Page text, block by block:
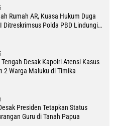
Rumah AR, Kuasa Hukum Duga
Ditreskrimsus Polda PBD Lindungi
Desak Kapolri Atensi Kasus
2 Warga Maluku di Timika
Presiden Tetapkan Status
Guru di Tanah Papua